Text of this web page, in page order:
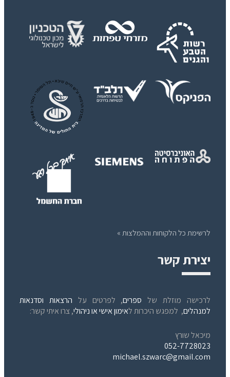
לרשימת כל הלקוחות וההמלצות »
יצירת קשר
לרכישה מוזלת של ספרים, לפרטים על הרצאות וסדנאות
למנהלים, למפגש היכרות לאימון אישי או ניהולי, צרו איתי קשר:
מיכאל שורץ
052-7728023
michael.szwarc@gmail.com